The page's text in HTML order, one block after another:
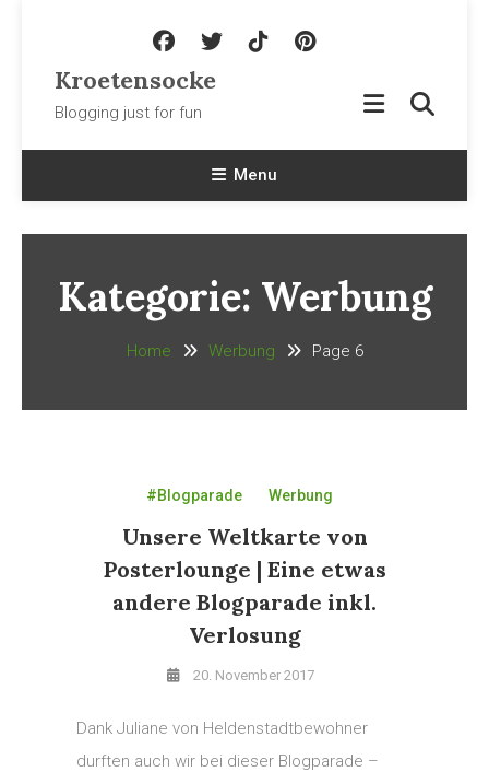
Kroetensocke
Blogging just for fun
Menu
Kategorie: Werbung
Home Werbung Page 6
#Blogparade Werbung
Unsere Weltkarte von
Posterlounge | Eine etwas
andere Blogparade inkl.
Verlosung
20. November 2017
Dank Juliane von Heldenstadtbewohner
durften auch wir bei dieser Blogparade –